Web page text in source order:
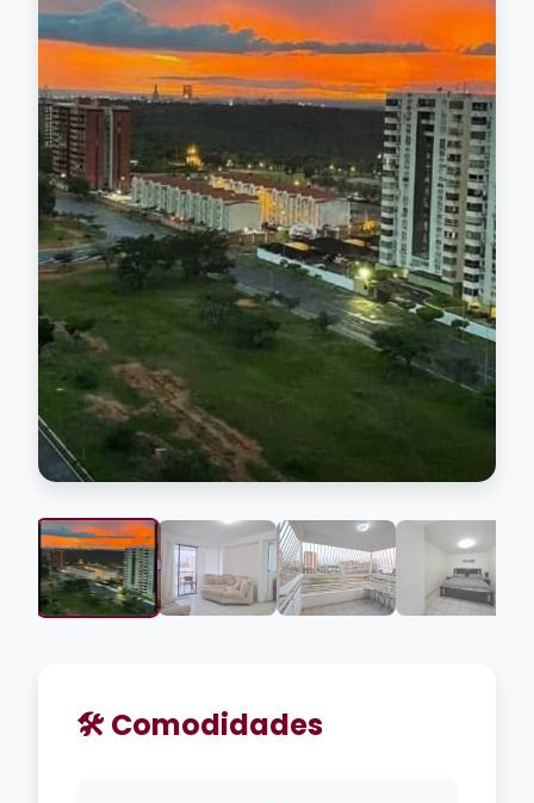
🛠️ Comodidades